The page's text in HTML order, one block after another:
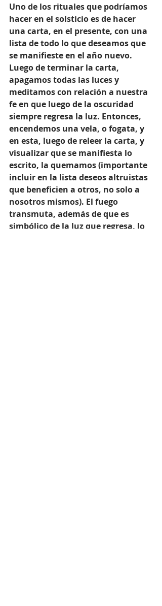
Uno de los rituales que podríamos
hacer en el solsticio es de hacer
una carta, en el presente, con una
lista de todo lo que deseamos que
se manifieste en el año nuevo.
Luego de terminar la carta,
apagamos todas las luces y
meditamos con relación a nuestra
fe en que luego de la oscuridad
siempre regresa la luz. Entonces,
encendemos una vela, o fogata, y
en esta, luego de releer la carta, y
visualizar que se manifiesta lo
escrito, la quemamos (importante
incluir en la lista deseos altruistas
que beneficien a otros, no solo a
nosotros mismos). El fuego
transmuta, además de que es
simbólico de la luz que regresa, lo